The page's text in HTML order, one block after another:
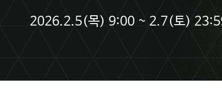
2026.2.5(목) 9:00 ~ 2.7(토)